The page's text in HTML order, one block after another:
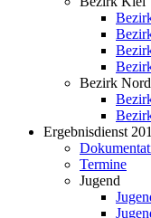
Bezirk Nord
Ergebnisdienst
Termine
Jugend